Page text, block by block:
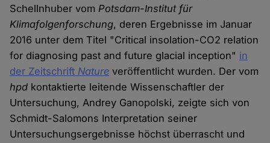
Schellnhuber vomPotsdam-Institut für
Klimafolgenforschung, deren Ergebnisse im Januar
2016 unter dem Titel "Critical insolation-CO2 relation
for diagnosing past and future glacial inception" in
der Zeitschrift Nature veröffentlicht wurden. Der vom
hpd kontaktierte leitende Wissenschaftler der
Untersuchung, Andrey Ganopolski, zeigte sich von
Schmidt-Salomons Interpretation seiner
Untersuchungsergebnisse höchst überrascht und